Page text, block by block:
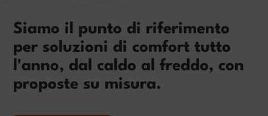
Siamo il punto di riferimento
per soluzioni di comfort tutto
l'anno, dal caldo al freddo, con
proposte su misura.